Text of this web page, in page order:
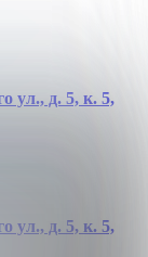
ул., д. 5, к. 5,
ул., д. 5, к. 5,